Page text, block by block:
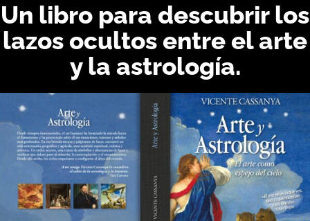
Un libro para descubrir los
lazos ocultos entre el arte
y la astrología.